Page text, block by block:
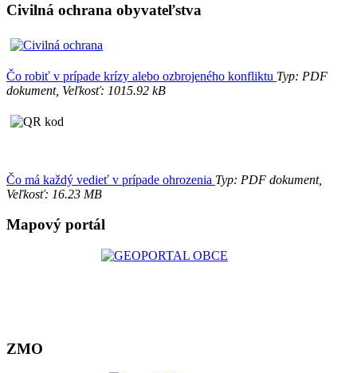
Civilná ochrana obyvateľstva
Čo robiť v prípade krízy alebo ozbrojeného konfliktu Typ: PDF
dokument, Veľkosť: 1015.92 kB
Čo má každý vedieť v prípade ohrozenia Typ: PDF dokument,
Veľkosť: 16.23 MB
Mapový portál
ZMO